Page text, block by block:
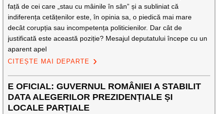
față de cei care „stau cu mâinile în sân” și a subliniat că
indiferența cetățenilor este, în opinia sa, o piedică mai mare
decât corupția sau incompetența politicienilor. Dar cât de
justificată este această poziție? Mesajul deputatului începe cu un
aparent apel
CITEȘTE MAI DEPARTE
E OFICIAL: GUVERNUL ROMÂNIEI A STABILIT
DATA ALEGERILOR PREZIDENȚIALE ȘI
LOCALE PARȚIALE